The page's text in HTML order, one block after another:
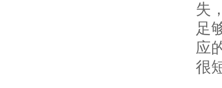
失
足
应
很